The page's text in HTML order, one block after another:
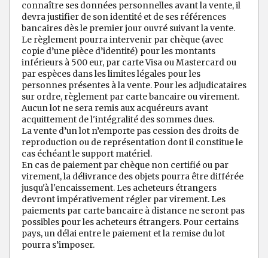
connaître ses données personnelles avant la vente, il
devra justifier de son identité et de ses références
bancaires dès le premier jour ouvré suivant la vente.
Le règlement pourra intervenir par chèque (avec
copie d’une pièce d’identité) pour les montants
inférieurs à 500 eur, par carte Visa ou Mastercard ou
par espèces dans les limites légales pour les
personnes présentes à la vente. Pour les adjudicataires
sur ordre, règlement par carte bancaire ou virement.
Aucun lot ne sera remis aux acquéreurs avant
acquittement de l'intégralité des sommes dues.
La vente d’un lot n’emporte pas cession des droits de
reproduction ou de représentation dont il constitue le
cas échéant le support matériel.
En cas de paiement par chèque non certifié ou par
virement, la délivrance des objets pourra être différée
jusqu'à l'encaissement. Les acheteurs étrangers
devront impérativement régler par virement. Les
paiements par carte bancaire à distance ne seront pas
possibles pour les acheteurs étrangers. Pour certains
pays, un délai entre le paiement et la remise du lot
pourra s’imposer.